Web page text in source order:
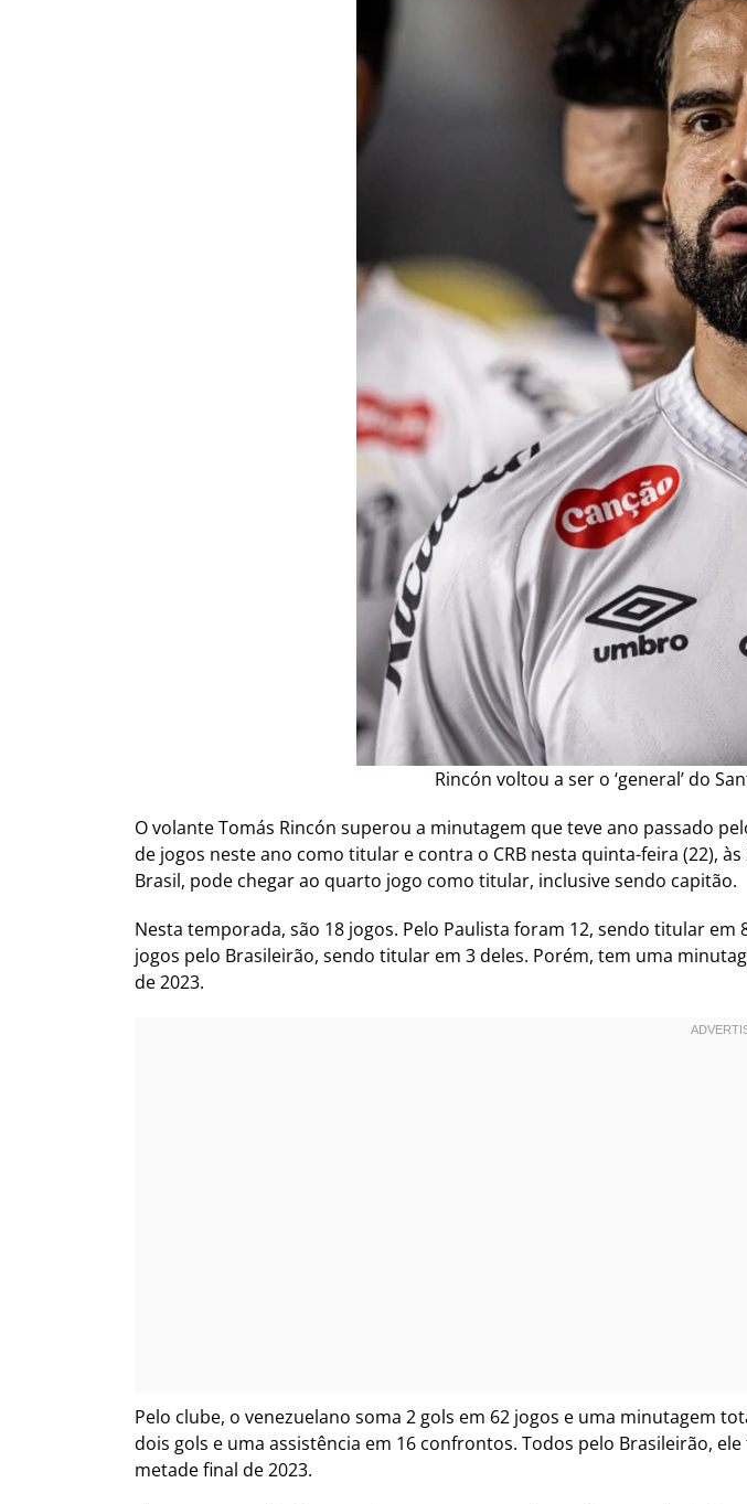
Rincón voltou a ser o ‘general’ do
O volante Tomás Rincón superou a minutagem que teve ano passado
de jogos neste ano como titular e contra o CRB nesta quinta-feira (22),
Brasil, pode chegar ao quarto jogo como titular, inclusive sendo capitão.
Nesta temporada, são 18 jogos. Pelo Paulista foram 12, sendo titular
jogos pelo Brasileirão, sendo titular em 3 deles. Porém, tem uma
de 2023.
Pelo clube, o venezuelano soma 2 gols em 62 jogos e uma minutagem
dois gols e uma assistência em 16 confrontos. Todos pelo Brasileirão,
metade final de 2023.